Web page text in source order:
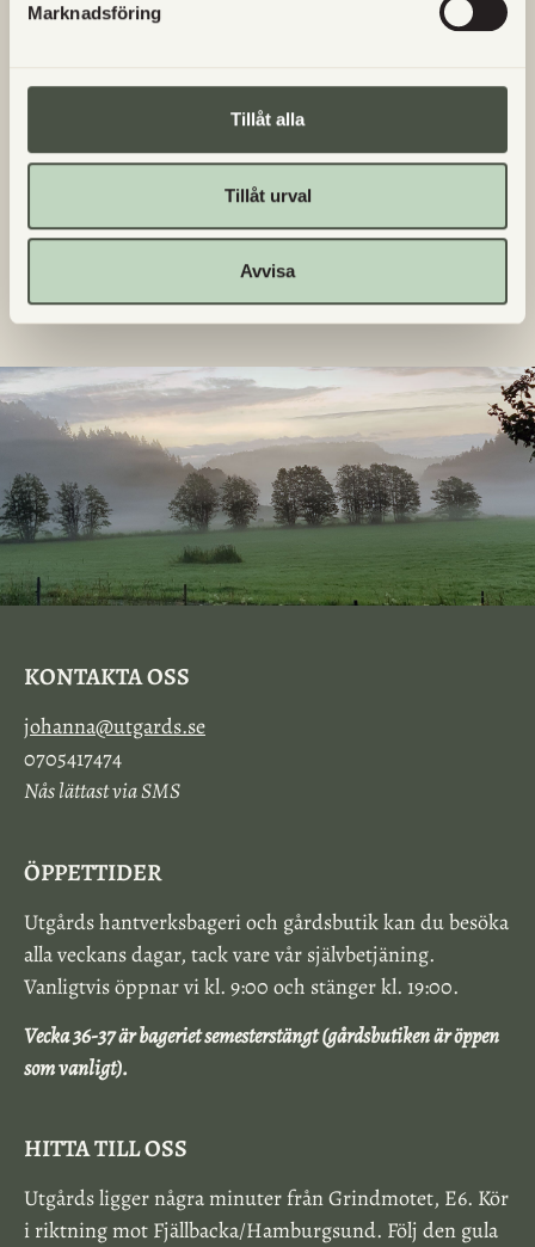
Marknadsföring
Tillåt alla
Tillåt urval
Avvisa
Vad är lantvete?
Säljs Utgårds egna produkter någon annanstans?
Vilka dagar finns det nybakat i gårdsbutiken?
Vilka bröd är bakade på surdeg?
KONTAKTA OSS
johanna@utgards.se
0705417474
Nås lättast via SMS
ÖPPETTIDER
Utgårds hantverksbageri och gårdsbutik kan du besöka
alla veckans dagar, tack vare vår självbetjäning.
Vanligtvis öppnar vi kl. 9:00 och stänger kl. 19:00.
Vecka 36-37 är bageriet semesterstängt (gårdsbutiken är öppen
som vanligt).
HITTA TILL OSS
Utgårds ligger några minuter från Grindmotet, E6. Kör
i riktning mot Fjällbacka/Hamburgsund. Följ den gula